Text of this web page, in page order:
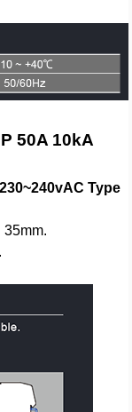
50A 10kA
Type